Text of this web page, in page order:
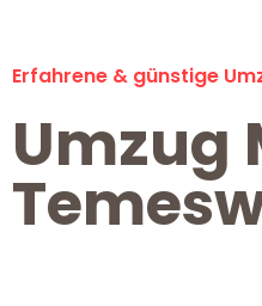
Erfahrene & günstige
Umzug